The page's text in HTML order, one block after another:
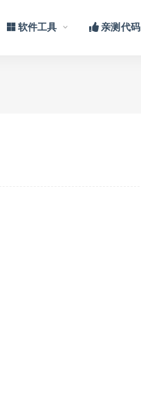
软件工具 亲测代码